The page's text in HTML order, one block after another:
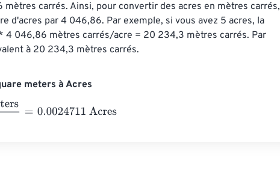
mètres carrés. Ainsi, pour convertir des acres en mètres carrés,
d'acres par 4 046,86. Par exemple, si vous avez 5 acres, la
4 046,86 mètres carrés/acre = 20 234,3 mètres carrés. Par
à 20 234,3 mètres carrés.
meters à Acres
= 0.0024711 Acres